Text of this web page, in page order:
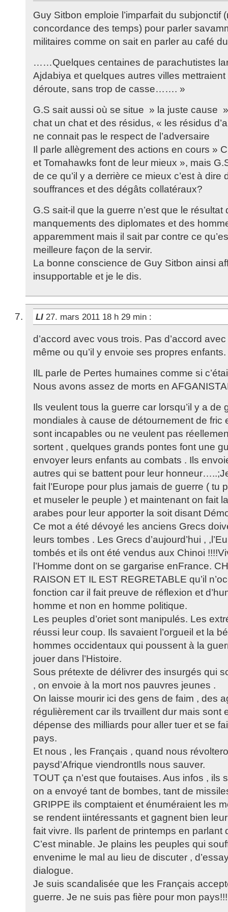
Guy Sitbon emploie l’imparfait du subjonctif
concordance des temps) pour parler
militaires comme on sait en parler au café
……Quelques centaines de parachutistes
Ajdabiya et quelques autres villes
déroute, sans trop de casse……. »
G.S sait aussi où se situe » la juste cause
chat un chat et des résidus, « les résidus
ne connait pas le respect de l’adversaire
Il parle allègrement des actions en cours »
et Tomahawks font de leur mieux », mais
de ce qu’il y a derrière ce mieux c’est à dire
souffrances et des dégâts collatéraux?
G.S sait-il que la guerre n’est que le
manquements des diplomates et des
apparemment mais il sait par contre ce
meilleure façon de la servir.
La bonne conscience de Guy Sitbon ainsi
insupportable et je le dis.
LI 27. mars 2011 18 h 29 min :
d’accord avec vous trois. Pas d’accord
même ou qu’il y envoie ses propres enfants.
IlL parle de Pertes humaines comme si
Nous avons assez de morts en
Ils veulent tous la guerre car lorsqu’il y a de
mondiales à cause de détournement de fric
sont incapables ou ne veulent pas
sortent , quelques grands pontes font une
envoyer leurs enfants au combats . Ils
autres qui se battent pour leur
fait l’Europe pour plus jamais de guerre ( tu
et museler le peuple ) et maintenant on fait
arabes pour leur apporter la soit disant
Ce mot a été dévoyé les anciens Grecs
leurs tombes . Les Grecs d’aujourd’hui ,
tombés et ils ont été vendus aux Chinoi
l’Homme dont on se gargarise enFrance.
RAISON ET IL EST REGRETABLE qu’il
fonction car il fait preuve de réflexion et
homme et non en homme politique.
Les peuples d’oriet sont manipulés. Les
réussi leur coup. Ils savaient l’orgueil et la
hommes occidentaux qui poussent à la
jouer dans l’Histoire.
Sous prétexte de délivrer des insurgés qui
, on envoie à la mort nos pauvres jeunes .
On laisse mourir ici des gens de faim , des
régulièrement car ils trvaillent dur mais sont
dépense des milliards pour aller tuer et se
pays.
Et nous , les Français , quand nous
paysd’Afrique viendrontIls nous sauver.
TOUT ça n’est que foutaises. Aus infos , ils
on a envoyé tant de bombes, tant de
GRIPPE ils comptaient et énuméraient les
se rendent iintéressants et gagnent bien
fait vivre. Ils parlent de printemps en parlant
C’est minable. Je plains les peuples qui
envenime le mal au lieu de discuter ,
dialogue.
Je suis scandalisée que les Français
guerre. Je ne suis pas fière pour mon